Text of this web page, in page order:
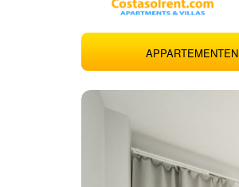
APPARTEMENTEN